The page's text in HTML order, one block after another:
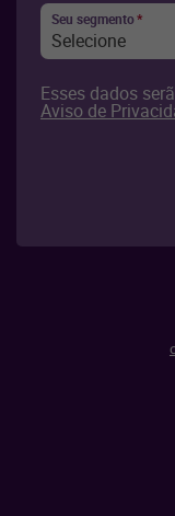
Seu segmento*
Selecione
Esses dados
Aviso de